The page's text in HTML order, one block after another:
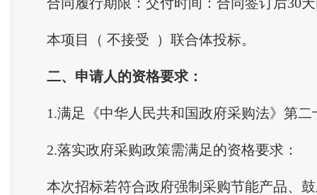
本项目（ 不接受 ）联合体投标。
二、 申请人的资格要求 ：
1.满足《中华人民共和国政府采购法》第二
2.落实政府采购政策需满足的资格要求：
本次招标若符合政府强制采购节能产品、鼓